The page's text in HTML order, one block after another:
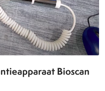
Bioscan